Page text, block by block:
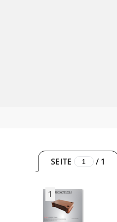
SEITE / 1
1